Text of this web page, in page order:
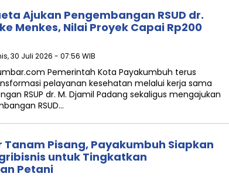
Ajukan Pengembangan RSUD dr.
Menkes, Nilai Proyek Capai Rp200
30 Juli 2026 - 07:56 WIB
Pemerintah Kota Payakumbuh terus
pelayanan kesehatan melalui kerja sama
RSUP dr. M. Djamil Padang sekaligus mengajukan
RSUD…
Tanam Pisang, Payakumbuh Siapkan
untuk Tingkatkan
Petani